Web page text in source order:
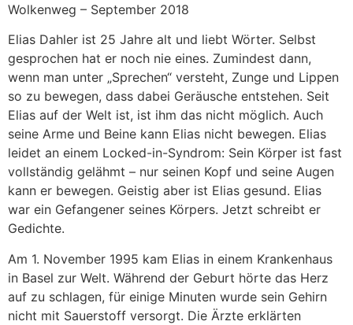
Wolkenweg – September 2018
Elias Dahler ist 25 Jahre alt und liebt Wörter. Selbst
gesprochen hat er noch nie eines. Zumindest dann,
wenn man unter „Sprechen“ versteht, Zunge und Lippen
so zu bewegen, dass dabei Geräusche entstehen. Seit
Elias auf der Welt ist, ist ihm das nicht möglich. Auch
seine Arme und Beine kann Elias nicht bewegen. Elias
leidet an einem Locked-in-Syndrom: Sein Körper ist fast
vollständig gelähmt – nur seinen Kopf und seine Augen
kann er bewegen. Geistig aber ist Elias gesund. Elias
war ein Gefangener seines Körpers. Jetzt schreibt er
Gedichte.
Am 1. November 1995 kam Elias in einem Krankenhaus
in Basel zur Welt. Während der Geburt hörte das Herz
auf zu schlagen, für einige Minuten wurde sein Gehirn
nicht mit Sauerstoff versorgt. Die Ärzte erklärten